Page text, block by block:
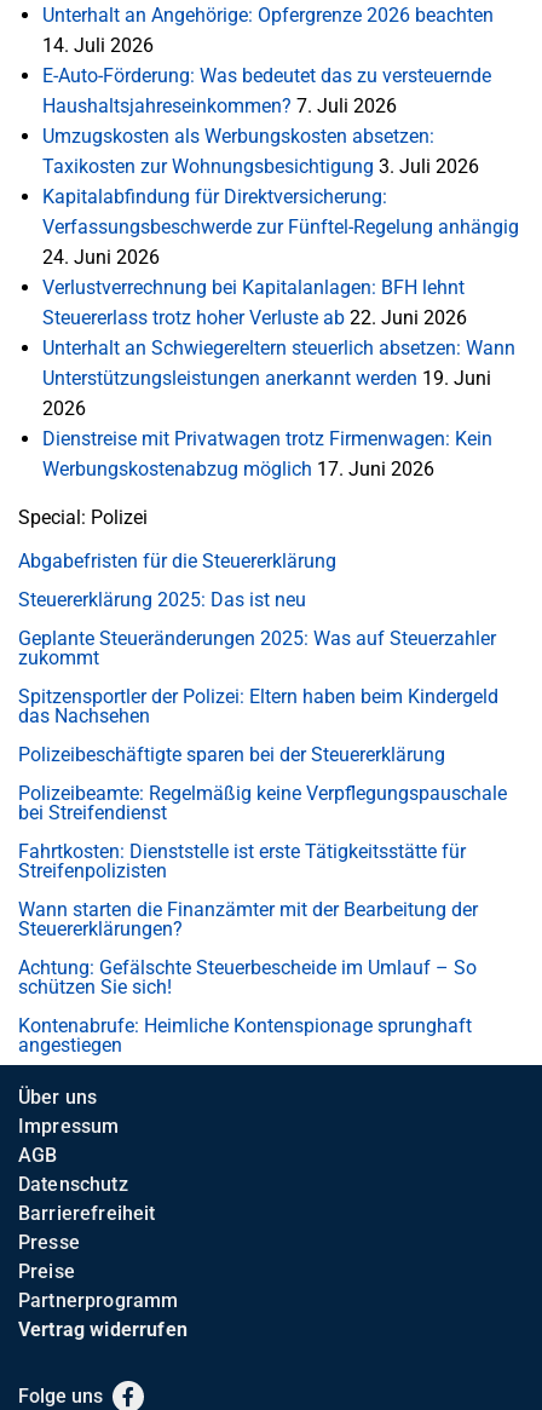
Unterhalt an Angehörige: Opfergrenze 2026 beachten
14. Juli 2026
E-Auto-Förderung: Was bedeutet das zu versteuernde
Haushaltsjahreseinkommen? 7. Juli 2026
Umzugskosten als Werbungskosten absetzen:
Taxikosten zur Wohnungsbesichtigung 3. Juli 2026
Kapitalabfindung für Direktversicherung:
Verfassungsbeschwerde zur Fünftel-Regelung anhängig
24. Juni 2026
Verlustverrechnung bei Kapitalanlagen: BFH lehnt
Steuererlass trotz hoher Verluste ab 22. Juni 2026
Unterhalt an Schwiegereltern steuerlich absetzen: Wann
Unterstützungsleistungen anerkannt werden 19. Juni
2026
Dienstreise mit Privatwagen trotz Firmenwagen: Kein
Werbungskostenabzug möglich 17. Juni 2026
Special: Polizei
Abgabefristen für die Steuererklärung
Steuererklärung 2025: Das ist neu
Geplante Steueränderungen 2025: Was auf Steuerzahler
zukommt
Spitzensportler der Polizei: Eltern haben beim Kindergeld
das Nachsehen
Polizeibeschäftigte sparen bei der Steuererklärung
Polizeibeamte: Regelmäßig keine Verpflegungspauschale
bei Streifendienst
Fahrtkosten: Dienststelle ist erste Tätigkeitsstätte für
Streifenpolizisten
Wann starten die Finanzämter mit der Bearbeitung der
Steuererklärungen?
Achtung: Gefälschte Steuerbescheide im Umlauf – So
schützen Sie sich!
Kontenabrufe: Heimliche Kontenspionage sprunghaft
angestiegen
Über uns
Impressum
AGB
Datenschutz
Barrierefreiheit
Presse
Preise
Partnerprogramm
Vertrag widerrufen
Folge uns Facebook